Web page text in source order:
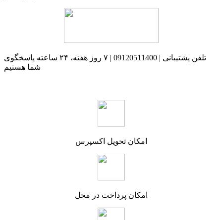
تلفن پشتیبانی | 09120511400 | ۷ روز هفته، ۲۴ ساعته پاسخگوی
شما هستیم
امکان تحویل اکسپرس
امکان پرداخت در محل